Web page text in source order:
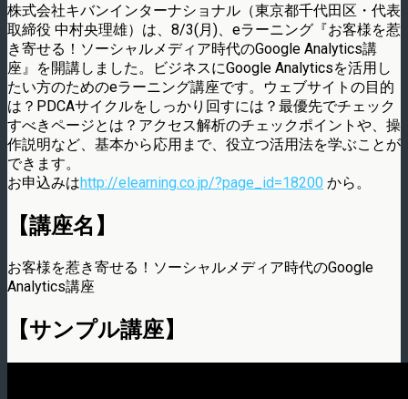
株式会社キバンインターナショナル（東京都千代田区・代表
取締役 中村央理雄）は、8/3(月)、eラーニング『お客様を惹
き寄せる！ソーシャルメディア時代のGoogle Analytics講
座』を開講しました。ビジネスにGoogle Analyticsを活用し
たい方のためのeラーニング講座です。ウェブサイトの目的
は？PDCAサイクルをしっかり回すには？最優先でチェック
すべきページとは？アクセス解析のチェックポイントや、操
作説明など、基本から応用まで、役立つ活用法を学ぶことが
できます。
お申込みはhttp://elearning.co.jp/?page_id=18200 から。
【講座名】
お客様を惹き寄せる！ソーシャルメディア時代のGoogle
Analytics講座
【サンプル講座】